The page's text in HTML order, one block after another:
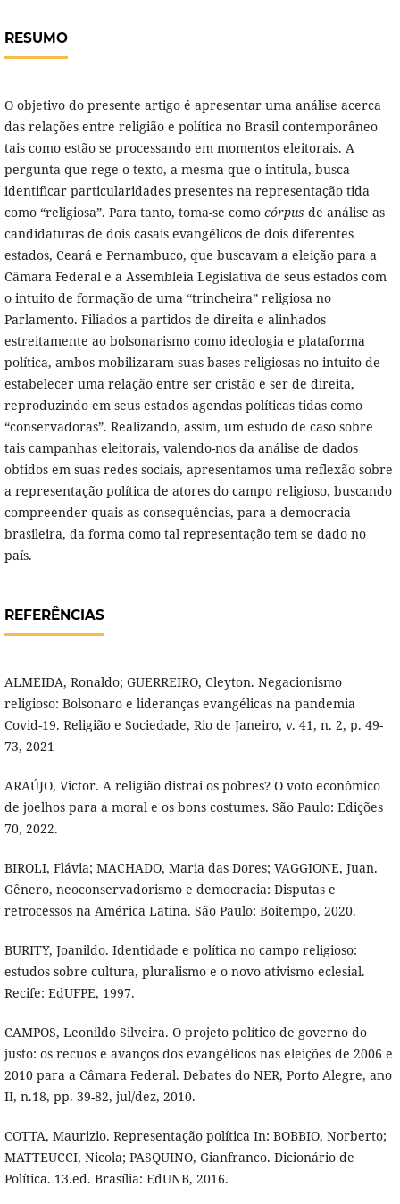
RESUMO
O objetivo do presente artigo é apresentar uma análise acerca
das relações entre religião e política no Brasil contemporâneo
tais como estão se processando em momentos eleitorais. A
pergunta que rege o texto, a mesma que o intitula, busca
identificar particularidades presentes na representação tida
como “religiosa”. Para tanto, toma-se como córpus de análise as
candidaturas de dois casais evangélicos de dois diferentes
estados, Ceará e Pernambuco, que buscavam a eleição para a
Câmara Federal e a Assembleia Legislativa de seus estados com
o intuito de formação de uma “trincheira” religiosa no
Parlamento. Filiados a partidos de direita e alinhados
estreitamente ao bolsonarismo como ideologia e plataforma
política, ambos mobilizaram suas bases religiosas no intuito de
estabelecer uma relação entre ser cristão e ser de direita,
reproduzindo em seus estados agendas políticas tidas como
“conservadoras”. Realizando, assim, um estudo de caso sobre
tais campanhas eleitorais, valendo-nos da análise de dados
obtidos em suas redes sociais, apresentamos uma reflexão sobre
a representação política de atores do campo religioso, buscando
compreender quais as consequências, para a democracia
brasileira, da forma como tal representação tem se dado no
país.
REFERÊNCIAS
ALMEIDA, Ronaldo; GUERREIRO, Cleyton. Negacionismo
religioso: Bolsonaro e lideranças evangélicas na pandemia
Covid-19. Religião e Sociedade, Rio de Janeiro, v. 41, n. 2, p. 49-
73, 2021
ARAÚJO, Victor. A religião distrai os pobres? O voto econômico
de joelhos para a moral e os bons costumes. São Paulo: Edições
70, 2022.
BIROLI, Flávia; MACHADO, Maria das Dores; VAGGIONE, Juan.
Gênero, neoconservadorismo e democracia: Disputas e
retrocessos na América Latina. São Paulo: Boitempo, 2020.
BURITY, Joanildo. Identidade e política no campo religioso:
estudos sobre cultura, pluralismo e o novo ativismo eclesial.
Recife: EdUFPE, 1997.
CAMPOS, Leonildo Silveira. O projeto político de governo do
justo: os recuos e avanços dos evangélicos nas eleições de 2006 e
2010 para a Câmara Federal. Debates do NER, Porto Alegre, ano
II, n.18, pp. 39-82, jul/dez, 2010.
COTTA, Maurizio. Representação política In: BOBBIO, Norberto;
MATTEUCCI, Nicola; PASQUINO, Gianfranco. Dicionário de
Política. 13.ed. Brasília: EdUNB, 2016.